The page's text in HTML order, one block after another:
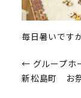
毎日暑いです
投
稿
← グループホ
新松島町 お